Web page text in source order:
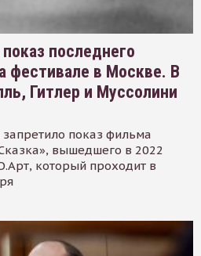
последнего
фестивале в Москве. В
Гитлер и Муссолини
показ фильма
вышедшего в 2022
который проходит в